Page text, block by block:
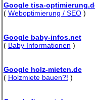
Google tisa-
( Weboptimierung / SEO)
Google baby-infos.net
( Baby Informationen )
Google holz-mieten.de
( Holzmiete bauen?! )